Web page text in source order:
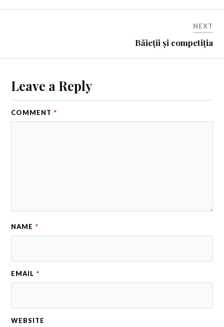
NEXT
Băieții și competiția
Leave a Reply
COMMENT *
NAME *
EMAIL *
WEBSITE